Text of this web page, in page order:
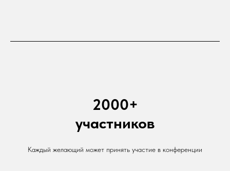
2000+
участников
Каждый желающий может принять участие в конференции